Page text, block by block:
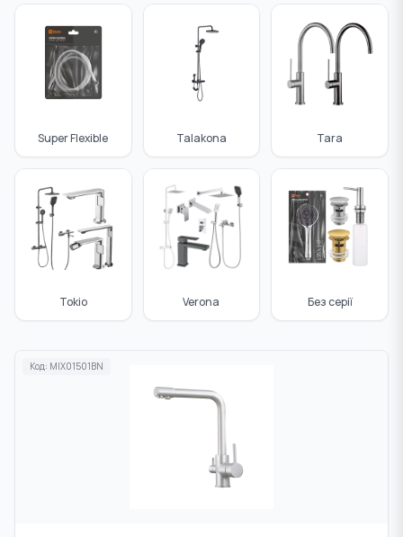
Super Flexible Talakona Tara
Tokio Verona Без серії
Код: MIX01501BN